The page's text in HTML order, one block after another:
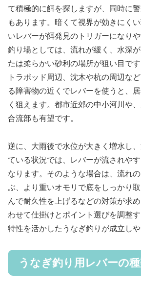
て積極的に餌を探しますが、同時に
もあります。暗くて視界が効きにく
いレバーが餌発見のトリガーになりや
釣り場としては、流れが緩く、水深
たは柔らかい砂利の場所が狙い目で
トラポッド周辺、沈木や杭の周辺な
る障害物の近くでレバーを使うと、
く狙えます。都市近郊の中小河川や
合流部も有望です。
逆に、大雨後で水位が大きく増水し
ている状況では、レバーが流されや
なります。そのような場合は、流れ
ぶ、より重いオモリで底をしっかり
んで耐久性を上げるなどの対策が求
わせて仕掛けとポイント選びを調整
特性を活かしたうなぎ釣りが成立しや
うなぎ釣り用レバーの